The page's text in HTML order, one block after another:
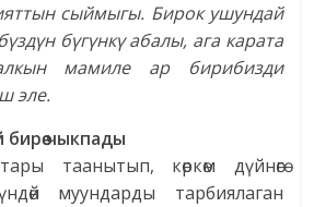
сыймыгы. Бирок ушундай
бүгүнкү абалы, ага карата
мамиле ар бирибизди
эле.
чыкпады
таанытып, көркөм дүйнөгө
муундарды тарбиялаган